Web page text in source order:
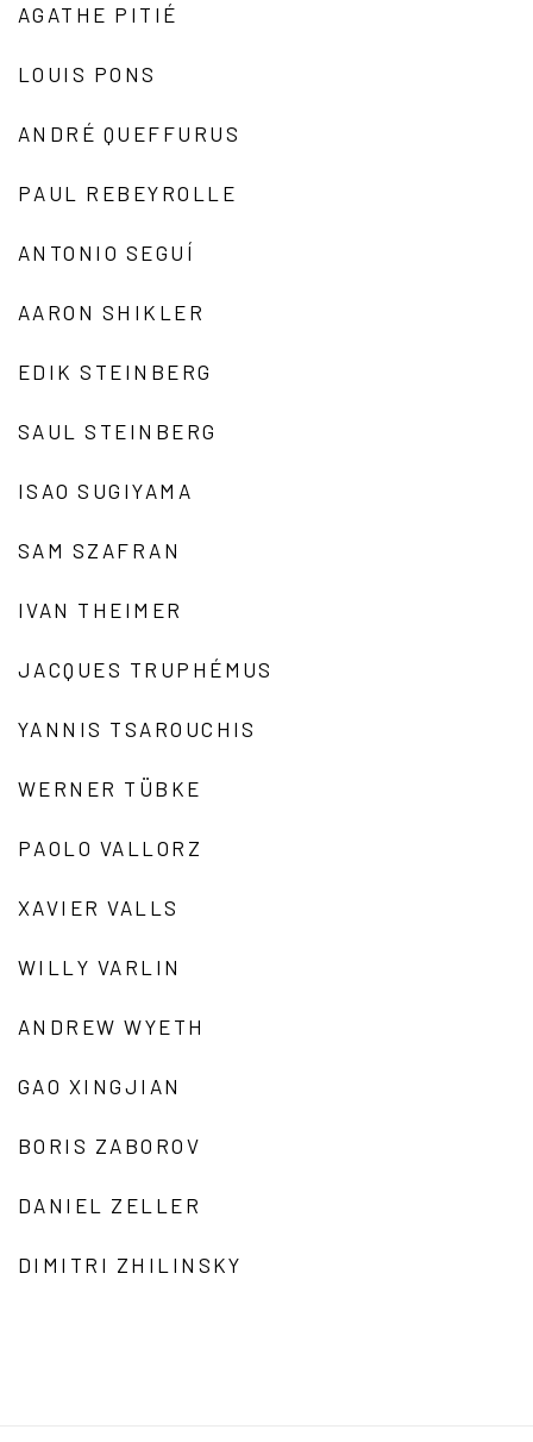
AGATHE PITIÉ
LOUIS PONS
ANDRÉ QUEFFURUS
PAUL REBEYROLLE
ANTONIO SEGUÍ
AARON SHIKLER
EDIK STEINBERG
SAUL STEINBERG
ISAO SUGIYAMA
SAM SZAFRAN
IVAN THEIMER
JACQUES TRUPHÉMUS
YANNIS TSAROUCHIS
WERNER TÜBKE
PAOLO VALLORZ
XAVIER VALLS
WILLY VARLIN
ANDREW WYETH
GAO XINGJIAN
BORIS ZABOROV
DANIEL ZELLER
DIMITRI ZHILINSKY